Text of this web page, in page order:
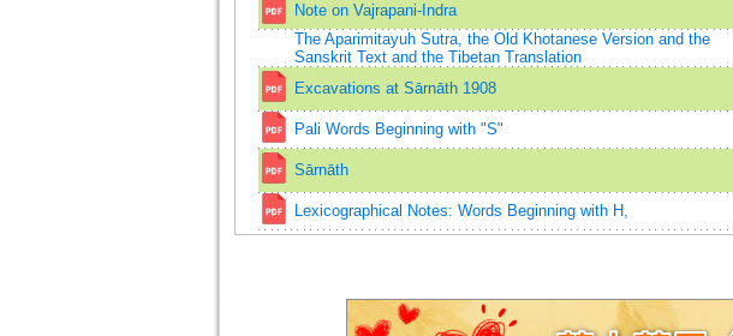
Note on Vajrapani-Indra
The Aparimitayuh Sutra, the Old Khotanese Version and the
Sanskrit Text and the Tibetan Translation
Excavations at Sārnāth 1908
Pali Words Beginning with "S"
Sārnāth
Lexicographical Notes: Words Beginning with H,